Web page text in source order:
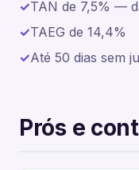
TAN de 7,5% —
TAEG de 14,4%
Até 50 dias sem
Prós e